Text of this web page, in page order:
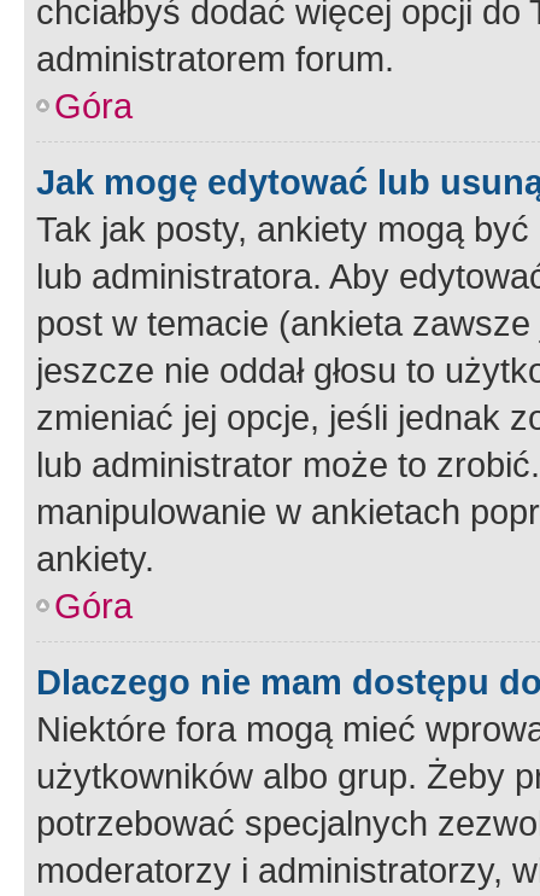
chciałbyś dodać więcej opcji
administratorem forum.
Góra
Jak mogę edytować lub
Tak jak posty, ankiety mogą
lub administratora. Aby
post w temacie (ankieta
jeszcze nie oddał głosu to
zmieniać jej opcje, jeśli jednak
lub administrator może to
manipulowanie w ankietach
ankiety.
Góra
Dlaczego nie mam dostępu
Niektóre fora mogą mieć
użytkowników albo grup. Żeby
potrzebować specjalnych
moderatorzy i administratorzy,